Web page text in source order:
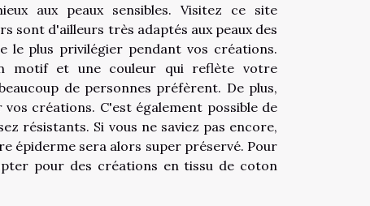
aux peaux sensibles. Visitez ce site
sont d'ailleurs très adaptés aux peaux des
le plus privilégier pendant vos créations.
motif et une couleur qui reflète votre
de personnes préfèrent. De plus,
créations. C'est également possible de
résistants. Si vous ne saviez pas encore,
épiderme sera alors super préservé. Pour
pour des créations en tissu de coton